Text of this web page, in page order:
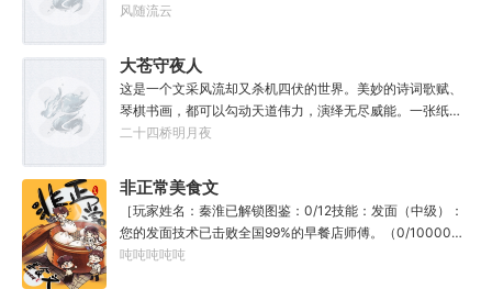
代；只不过李野刚刚来到这个时代，却被劝着放弃高考进厂
冲刺型选手会考不上？那岂不是辜负了那么多年体育老师的
教导？”
风随流云
大苍守夜人
这是一个文采风流却又杀机四伏的世界。美妙的诗词歌赋、
琴棋书画，都可以勾动天道伟力，演绎无尽威能。一张纸可
封万载凶谷，一滴墨可将三千里海域化为永夜。林苏进入这
人毕生难以触摸的天花板，敢与诸子百家圣人争道。精智
计，察人心，演绎兵法三十六计，弹指间可换一国之君。不
知者谓他情种，知他者，言他为真性情。
二十四桥明月夜
非正常美食文
［玩家姓名：秦淮已解锁图鉴：0/12技能：发面（中级）：
您的发面技术已击败全国99%的早餐店师傅。（0/10000）
调馅（高级）：您的调馅水平已击败全国100%的早餐店师
吨吨吨吨吨